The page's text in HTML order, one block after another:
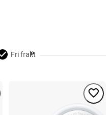
Fri frakt